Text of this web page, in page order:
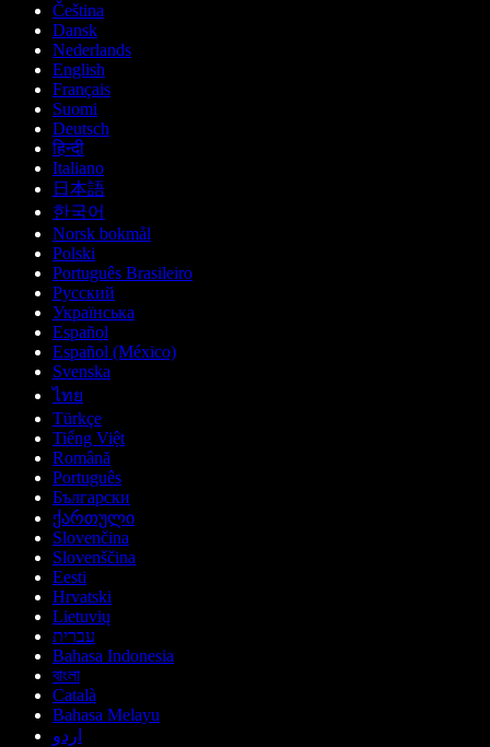
Čeština
Dansk
Nederlands
English
Français
Suomi
Deutsch
हिन्दी
Italiano
日本語
한국어
Norsk bokmål
Polski
Português Brasileiro
Русский
Українська
Español
Español (México)
Svenska
ไทย
Türkçe
Tiếng Việt
Română
Português
Български
ქართული
Slovenčina
Slovenščina
Eesti
Hrvatski
Lietuvių
עברית
Bahasa Indonesia
বাংলা
Català
Bahasa Melayu
اردو